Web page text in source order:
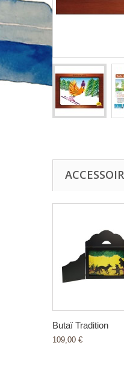
Butaï Tradition
109,00 €